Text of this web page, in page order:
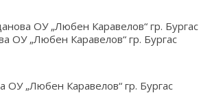
ОУ „Любен Каравелов“ гр. Бургас
ОУ „Любен Каравелов“ гр. Бургас
ОУ „Любен Каравелов“ гр. Бургас